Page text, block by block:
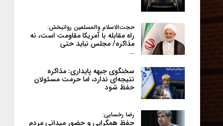
حجت‌الاسلام والمسلمین روانبخش:
راه مقابله با آمریکا مقاومت است، نه
مذاکره/ مجلس نباید حتی
…
سخنگوی جبهه پایداری: مذاکره
نتیجه‌ای ندارد، اما حرمت مسئولان
حفظ شود
رضا رخسایی:
حفظ همگرایی و حضور میدانی مردم